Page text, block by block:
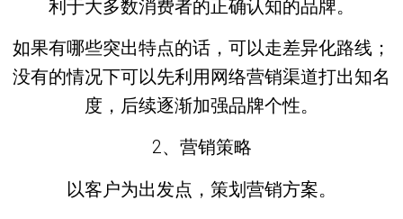
利于大多数消费者的正确认知的品牌。
如果有哪些突出特点的话，可以走差异化路线；
没有的情况下可以先利用网络营销渠道打出知名
度，后续逐渐加强品牌个性。
2、营销策略
以客户为出发点，策划营销方案。